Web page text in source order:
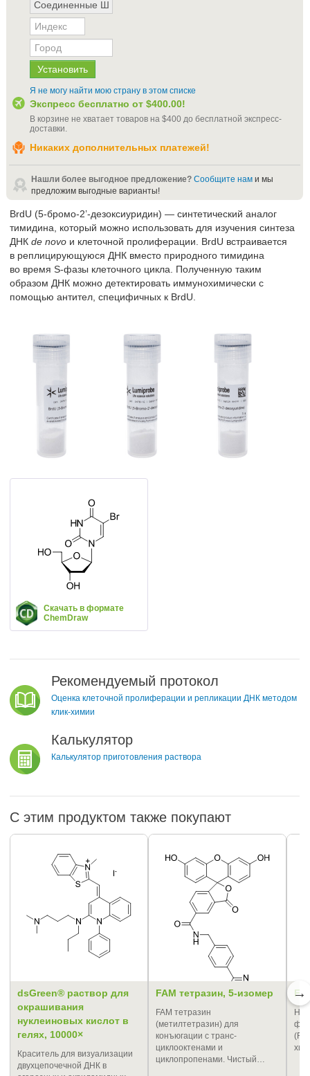
Я не могу найти мою страну в этом списке
Экспресс бесплатно от $400.00!
В корзине не хватает товаров на $400 до бесплатной экспресс-
доставки.
Никаких дополнительных платежей!
Нашли более выгодное предложение? Сообщите нам и мы
предложим выгодные варианты!
BrdU (5-бромо-2’-дезоксиуридин) — синтетический аналог
тимидина, который можно использовать для изучения синтеза
ДНК de novo и клеточной пролиферации. BrdU встраивается
в реплицирующуюся ДНК вместо природного тимидина
во время S-фазы клеточного цикла. Полученную таким
образом ДНК можно детектировать иммунохимически с
помощью антител, специфичных к BrdU.
Скачать в формате
ChemDraw
Рекомендуемый протокол
Оценка клеточной пролиферации и репликации ДНК методом
клик-химии
Калькулятор
Калькулятор приготовления раствора
С этим продуктом также покупают
dsGreen® раствор для
окрашивания
нуклеиновых кислот в
гелях, 10000×
Краситель для визуализации
двухцепочечной ДНК в
FAM тетразин, 5-изомер
FAM тетразин
(метилтетразин) для
конъюгации с транс-
циклооктенами и
циклопропенами. Чистый…
→